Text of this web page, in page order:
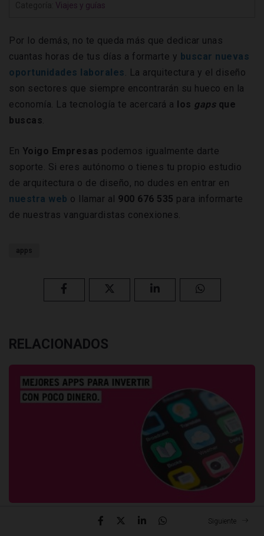
Siguiente
Viajes y guías
Por lo demás, no te queda más que dedicar unas
cuantas horas de tus días a formarte y buscar nuevas
oportunidades laborales. La arquitectura y el diseño
son sectores que siempre encontrarán su hueco en la
economía. La tecnología te acercará a
los gapsque
buscas.
En Yoigo Empresas podemos igualmente darte
soporte. Si eres autónomo o tienes tu propio estudio
de arquitectura o de diseño, no dudes en entrar en
nuestra web o llamar al 900 676 535 para informarte
de nuestras vanguardistas conexiones.
apps
RELACIONADOS